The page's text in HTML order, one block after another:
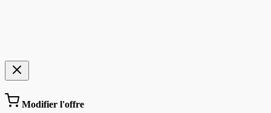
Modifier l'offre